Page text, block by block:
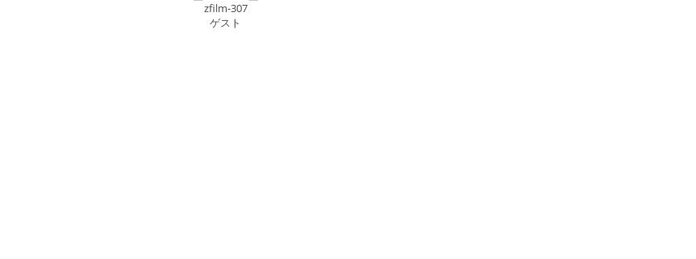
zfilm-307
ゲスト